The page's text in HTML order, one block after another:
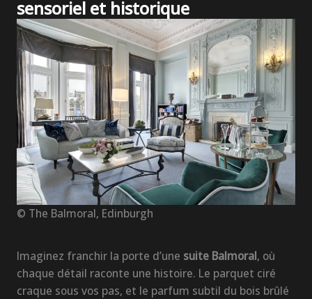
sensoriel et historique
© The Balmoral, Edinburgh
Imaginez franchir la porte d’une suite Balmoral, où
chaque détail raconte une histoire. Le parquet ciré
craque sous vos pas, et le parfum subtil du bois brûlé